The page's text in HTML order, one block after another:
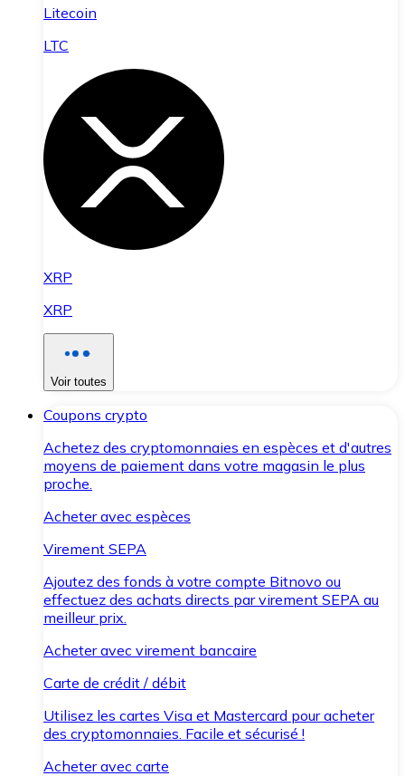
Litecoin
LTC
XRP
XRP
Voir toutes
Coupons crypto
Achetez des cryptomonnaies en espèces et d'autres
moyens de paiement dans votre magasin le plus
proche.
Acheter avec espèces
Virement SEPA
Ajoutez des fonds à votre compte Bitnovo ou
effectuez des achats directs par virement SEPA au
meilleur prix.
Acheter avec virement bancaire
Carte de crédit / débit
Utilisez les cartes Visa et Mastercard pour acheter
des cryptomonnaies. Facile et sécurisé !
Acheter avec carte